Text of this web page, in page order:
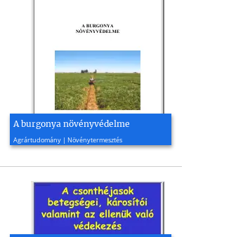
A burgonya növényvédelme
Agrártudomány | Növénytermesztés
2014, 84 oldal